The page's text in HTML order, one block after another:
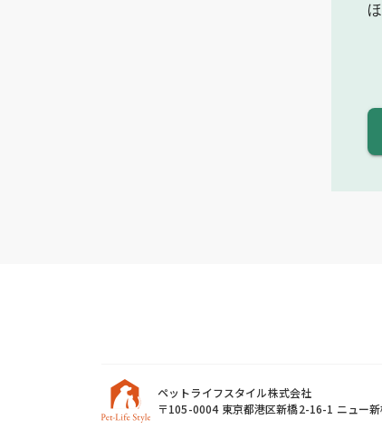
ペットライフスタイル株式会社
〒105-0004 東京都港区新橋2-16-1 ニュー